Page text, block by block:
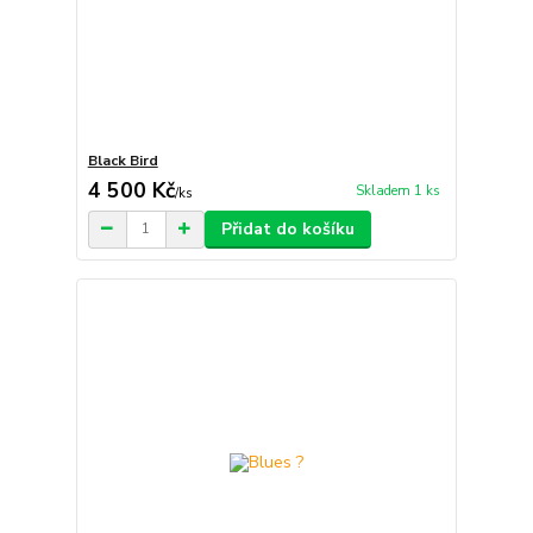
Black Bird
4 500 Kč/ks Skladem 1 ks
Přidat do košíku